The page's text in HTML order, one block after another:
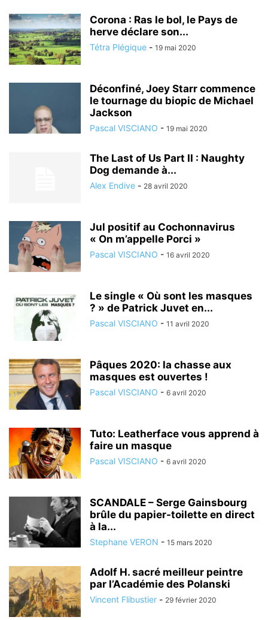
Corona : Ras le bol, le Pays de
herve déclare son...
Tétra Plégique - 19 mai 2020
Déconfiné, Joey Starr commence
le tournage du biopic de Michael
Jackson
Pascal VISCIANO - 19 mai 2020
The Last of Us Part II : Naughty
Dog demande à...
Alex Endive - 28 avril 2020
Jul positif au Cochonnavirus
« On m’appelle Porci »
Pascal VISCIANO - 16 avril 2020
Le single « Où sont les masques
? » de Patrick Juvet en...
Pascal VISCIANO - 11 avril 2020
Pâques 2020: la chasse aux
masques est ouvertes !
Pascal VISCIANO - 6 avril 2020
Tuto: Leatherface vous apprend à
faire un masque
Pascal VISCIANO - 6 avril 2020
SCANDALE – Serge Gainsbourg
brûle du papier-toilette en direct
à la...
Stephane VERON - 15 mars 2020
Adolf H. sacré meilleur peintre
par l’Académie des Polanski
Vincent Flibustier - 29 février 2020